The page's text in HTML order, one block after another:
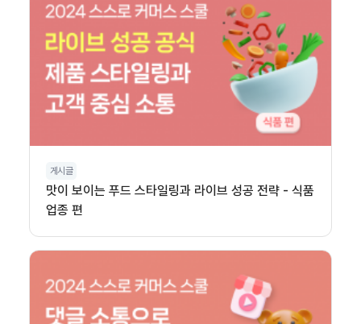
게시글
맛이 보이는 푸드 스타일링과 라이브 성공 전략 - 식품
업종 편